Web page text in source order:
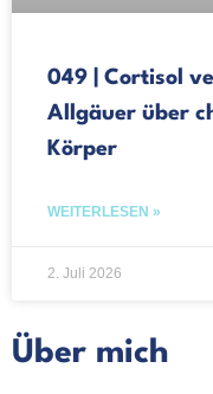
049 | Cortisol
Allgäuer über
Körper
WEITERLESEN »
2. Juli 2026
Über mich